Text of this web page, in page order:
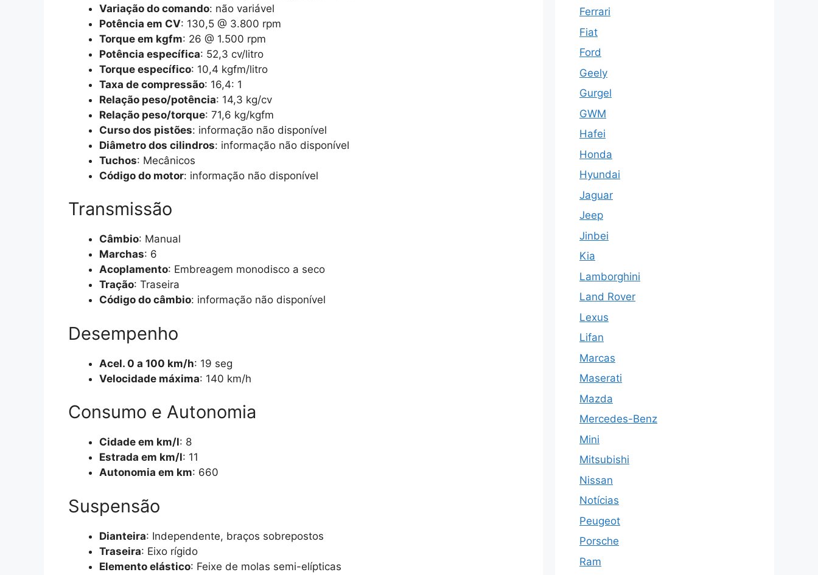
Variação do comando: não variável
Potência em CV: 130,5 @ 3.800 rpm
Torque em kgfm: 26 @ 1.500 rpm
Potência específica: 52,3 cv/litro
Torque específico: 10,4 kgfm/litro
Taxa de compressão: 16,4: 1
Relação peso/potência: 14,3 kg/cv
Relação peso/torque: 71,6 kg/kgfm
Curso dos pistões: informação não disponível
Diâmetro dos cilindros: informação não disponível
Tuchos: Mecânicos
Código do motor: informação não disponível
Transmissão
Câmbio: Manual
Marchas: 6
Acoplamento: Embreagem monodisco a seco
Tração: Traseira
Código do câmbio: informação não disponível
Desempenho
Acel. 0 a 100 km/h: 19 seg
Velocidade máxima: 140 km/h
Consumo e Autonomia
Cidade em km/l: 8
Estrada em km/l: 11
Autonomia em km: 660
Suspensão
Dianteira: Independente, braços sobrepostos
Traseira: Eixo rígido
Elemento elástico: Feixe de molas semi-elípticas
Ferrari
Fiat
Ford
Geely
Gurgel
GWM
Hafei
Honda
Hyundai
Jaguar
Jeep
Jinbei
Kia
Lamborghini
Land Rover
Lexus
Lifan
Marcas
Maserati
Mazda
Mercedes-Benz
Mini
Mitsubishi
Nissan
Notícias
Peugeot
Porsche
Ram